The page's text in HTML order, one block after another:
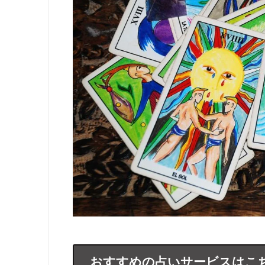
おすすめの占いサービスはこ